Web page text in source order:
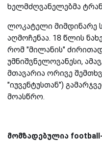
ხელმძღვანელებმა
ლოკატელი მიმდინარე
აღმოჩენაა. 18 წლის
რომ "მილანის"
უმნიშვნელოვანესი,
მთავარია ორივე
"იუვენტუსთან")
მოასწრო.
მომზადებულია